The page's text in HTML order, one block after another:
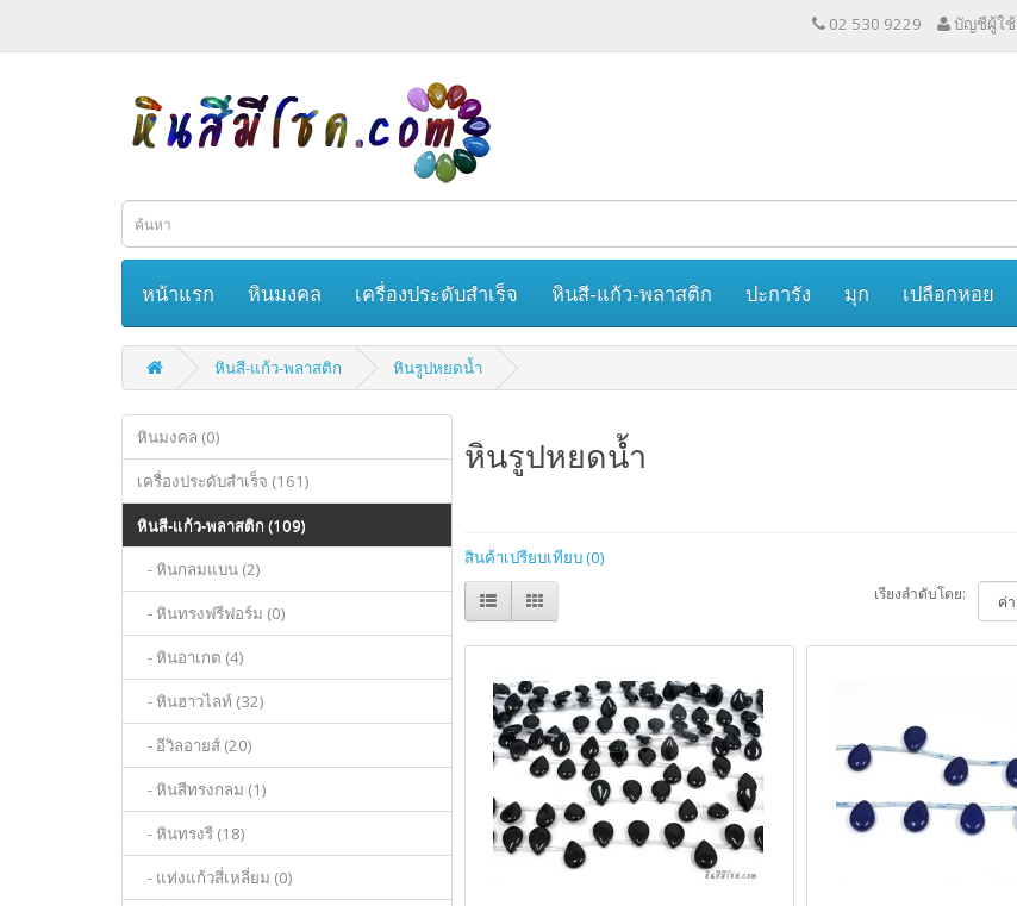
02 530 9229 บัญชีผู้ใช้
หน้าแรก หินมงคล เครื่องประดับสำเร็จ หินสี-แก้ว-พลาสติก ปะการัง มุก เปลือกหอย
หินสี-แก้ว-พลาสติก หินรูปหยดน้ำ
หินมงคล (0)
เครื่องประดับสำเร็จ (161)
หินสี-แก้ว-พลาสติก (109)
- หินกลมแบน (2)
- หินทรงฟรีฟอร์ม (0)
- หินอาเกต (4)
- หินฮาวไลท์ (32)
- อีวิลอายส์ (20)
- หินสีทรงกลม (1)
- หินทรงรี (18)
- แท่งแก้วสี่เหลี่ยม (0)
หินรูปหยดน้ำ
สินค้าเปรียบเทียบ (0)
เรียงลำดับโดย: